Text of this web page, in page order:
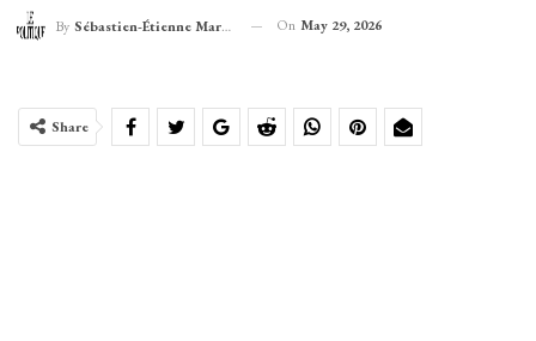
By Sébastien-Étienne Marechal On May 29, 2026
Share